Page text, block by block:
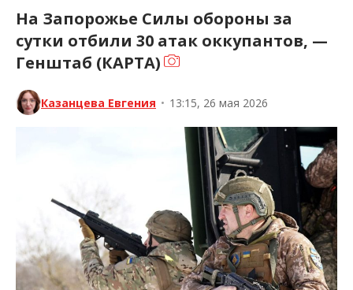
На Запорожье Силы обороны за
сутки отбили 30 атак оккупантов, —
Генштаб (КАРТА)
Казанцева Евгения • 13:15, 26 мая 2026